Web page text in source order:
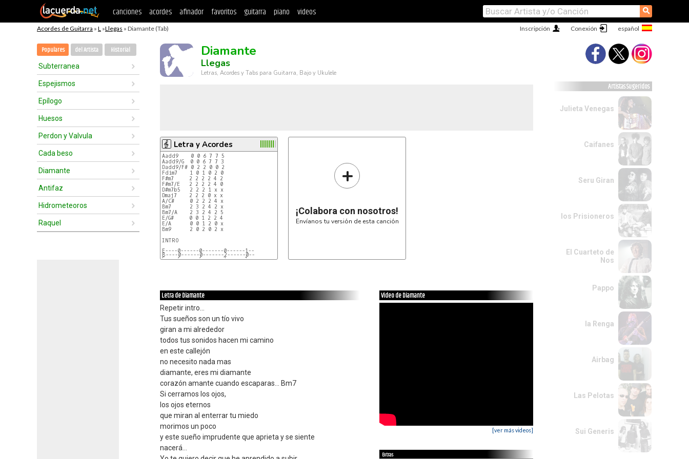
canciones acordes afinador favoritos guitarra piano videos ⚲
Acordes de Guitarra » L »Llegas » Diamante (Tab) Conexión
Inscripción
Populares del Artista Historial
Subterranea
Espejismos
Epílogo
Huesos
Perdon y Valvula
Cada beso
Diamante
Antifaz
Hidrometeoros
Raquel
Diamante
Llegas
Letras, Acordes y Tabs para Guitarra, Bajo y Ukulele
Letra y Acordes
Aadd9    0 0 6 7 7 5
Aadd9/G  0 0 6 7 7 3
Dadd9/F# 0 2 2 0 0 2
Fdim7    1 0 1 0 2 0
F#m7     2 2 2 2 4 2
F#m7/E   2 2 2 2 4 0
D#m7b5   2 2 2 1 x x
Dmaj7    2 2 2 0 x x
A/C#     0 2 2 2 4 x
Bm7      2 3 2 4 2 x
Bm7/A    2 3 2 4 2 5
E/G#     0 0 1 2 2 4
E/A      0 0 1 2 0 x
Bm9      2 0 2 0 2 x
INTRO
E----0------0-------0------1--
B----0------0-------2------0--
G----6------6-------2------1--
+
¡Colabora con nosotros!
Envíanos tu versión de esta canción
Letra de Diamante
Repetir intro...
Tus sueños son un tío vivo
giran a mi alrededor
todos tus sonidos hacen mi camino
en este callejón
no necesito nada mas
diamante, eres mi diamante
corazón amante cuando escaparas... Bm7
Si cerramos los ojos,
los ojos eternos
que miran al enterrar tu miedo
morimos un poco
y este sueño imprudente que aprieta y se siente
nacerá...
Video de Diamante
[ver más videos]
Extras
Artistas Sugeridos
Julieta Venegas
Caifanes
Seru Giran
los Prisioneros
El Cuarteto de
Nos
Pappo
la Renga
Airbag
Las Pelotas
Sui Generis